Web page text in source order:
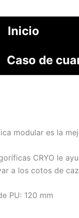
Inicio
Caso de
modular es la
CRYO le
a los cotos de
PU: 120 mm